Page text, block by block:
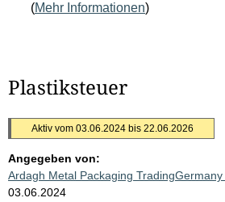
(Mehr Informationen)
Plastiksteuer
Aktiv vom 03.06.2024 bis 22.06.2026
Angegeben von:
Ardagh Metal Packaging
03.06.2024